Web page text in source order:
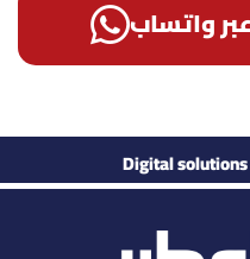
واتساب
Digital